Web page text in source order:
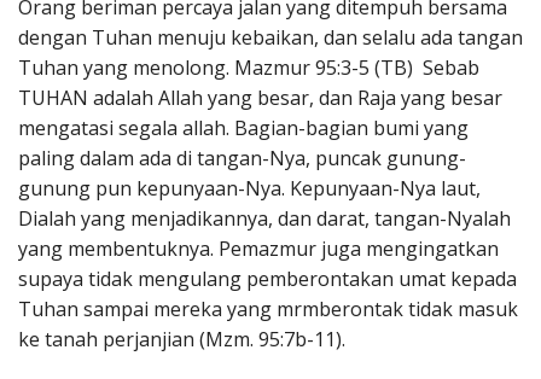
Orang beriman percaya jalan yang ditempuh bersama
dengan Tuhan menuju kebaikan, dan selalu ada tangan
Tuhan yang menolong. Mazmur 95:3-5 (TB) Sebab
TUHAN adalah Allah yang besar, dan Raja yang besar
mengatasi segala allah. Bagian-bagian bumi yang
paling dalam ada di tangan-Nya, puncak gunung-
gunung pun kepunyaan-Nya. Kepunyaan-Nya laut,
Dialah yang menjadikannya, dan darat, tangan-Nyalah
yang membentuknya. Pemazmur juga mengingatkan
supaya tidak mengulang pemberontakan umat kepada
Tuhan sampai mereka yang mrmberontak tidak masuk
ke tanah perjanjian (Mzm. 95:7b-11).